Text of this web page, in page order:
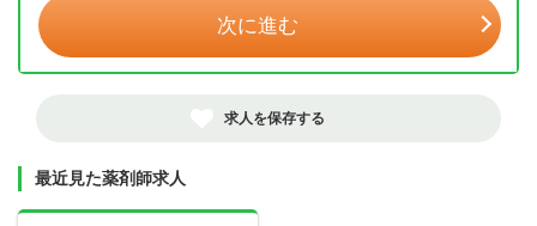
次に進む
求人を保存する
最近見た薬剤師求人